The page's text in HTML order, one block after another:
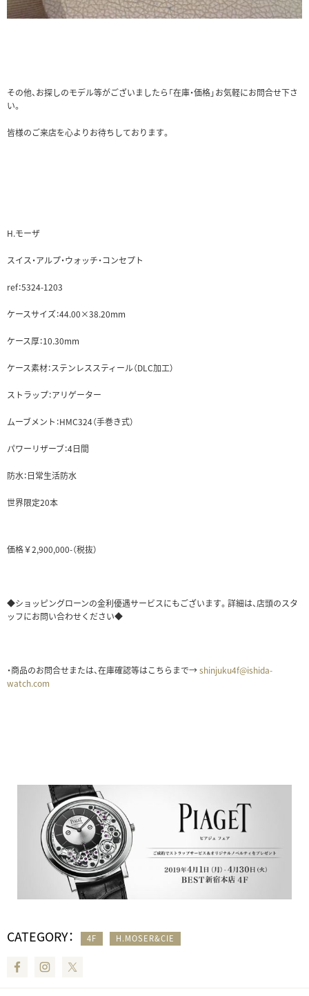
その他、お探しのモデル等がございましたら「在庫・価格」お気軽にお問合せ下さ
い。
皆様のご来店を心よりお待ちしております。
H.モーザ
スイス・アルプ・ウォッチ・コンセプト
ref：5324-1203
ケースサイズ：44.00×38.20mm
ケース厚：10.30mm
ケース素材：ステンレススティール（DLC加工）
ストラップ：アリゲーター
ムーブメント：HMC324（手巻き式）
パワーリザーブ：4日間
防水：日常生活防水
世界限定20本
価格￥2,900,000-（税抜）
◆ショッピングローンの金利優遇サービスにもございます。詳細は、店頭のスタ
ッフにお問い合わせください◆
・商品のお問合せまたは、在庫確認等はこちらまで→shinjuku4f@ishida-
watch.com
CATEGORY： 4F H.MOSER&CIE
FacebookInstagram